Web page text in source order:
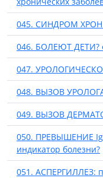
045. СИНДРОМ
046. БОЛЕЮТ ДЕТИ?
047.
048. ВЫЗОВ
049. ВЫЗОВ
050. ПРЕВЫШЕНИЕ
индикатор болезни?
051. АСПЕРГИЛЛЕЗ: